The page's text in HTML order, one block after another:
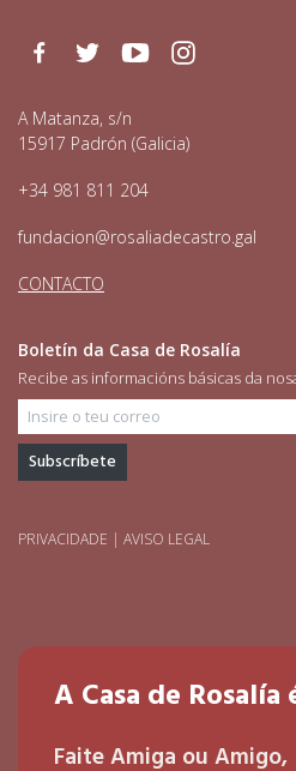
FacebookTwitterYoutubeInstagram
A Matanza, s/n
15917 Padrón (Galicia)
+34 981 811 204
fundacion@rosaliadecastro.gal
CONTACTO
Boletín da Casa de Rosalía
Recibe as informacións básicas da
Insire o teu correo
PRIVACIDADE | AVISO LEGAL
A Casa de Rosalía
Faite Amiga ou Amigo,